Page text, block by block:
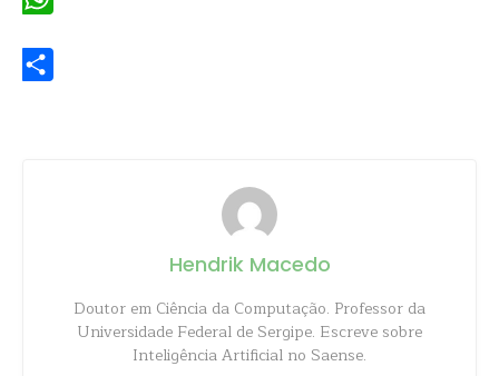
Hendrik Macedo
Doutor em Ciência da Computação. Professor da
Universidade Federal de Sergipe. Escreve sobre
Inteligência Artificial no Saense.